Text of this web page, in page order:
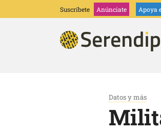
Suscríbete Anúnciate Apoya
Datos y más